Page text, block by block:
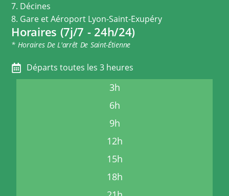
7. Décines
8. Gare et Aéroport Lyon-Saint-Exupéry
Horaires (7j/7 - 24h/24)
* Horaires De L'arrêt De Saint-Étienne
Départs toutes les 3 heures
3h
6h
9h
12h
15h
18h